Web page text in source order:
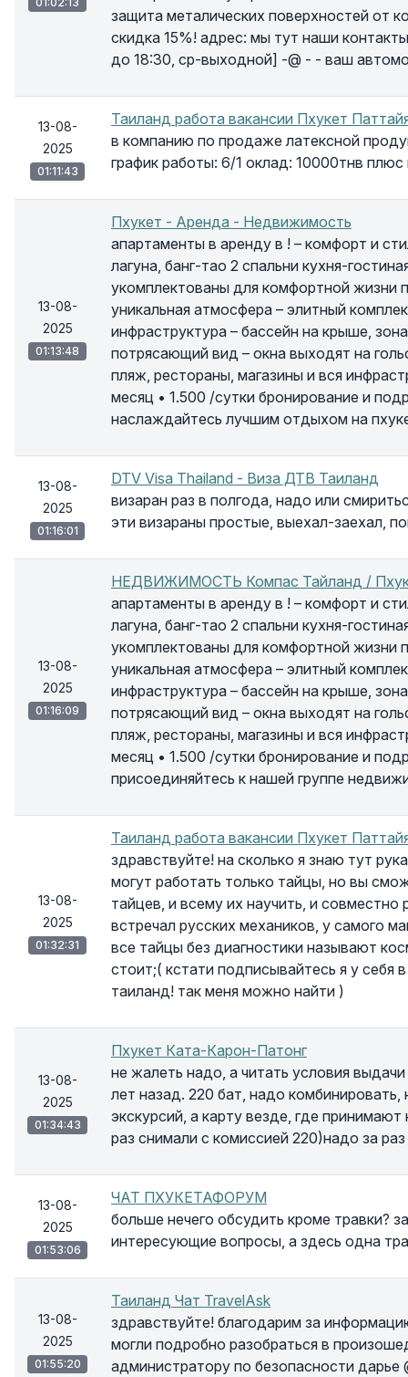
защита металических поверхностей от
скидка 15%! адрес: мы тут наши
до 18:30, ср-выходной] -@ - - ваш
13-08-
2025
01:11:43
Таиланд работа вакансии Пхукет
в компанию по продаже латексной
график работы: 6/1 оклад: 10000тнв
13-08-
2025
01:13:48
Пхукет - Аренда - Недвижимость
апартаменты в аренду в ! – комфорт и
лагуна, банг-тао 2 спальни кухня-
укомплектованы для комфортной жизни
уникальная атмосфера – элитный
инфраструктура – бассейн на крыше,
потрясающий вид – окна выходят на
пляж, рестораны, магазины и вся
месяц • 1.500 /сутки бронирование и
наслаждайтесь лучшим отдыхом на
13-08-
2025
01:16:01
DTV Visa Thailand - Виза ДТВ Таиланд
визаран раз в полгода, надо или
эти визараны простые, выехал-заехал,
13-08-
2025
01:16:09
НЕДВИЖИМОСТЬ Компас Тайланд /
апартаменты в аренду в ! – комфорт и
лагуна, банг-тао 2 спальни кухня-
укомплектованы для комфортной жизни
уникальная атмосфера – элитный
инфраструктура – бассейн на крыше,
потрясающий вид – окна выходят на
пляж, рестораны, магазины и вся
месяц • 1.500 /сутки бронирование и
присоединяйтесь к нашей группе
13-08-
2025
01:32:31
Таиланд работа вакансии Пхукет
здравствуйте! на сколько я знаю тут
могут работать только тайцы, но вы
тайцев, и всему их научить, и
встречал русских механиков, у самого
все тайцы без диагностики называют
стоит;( кстати подписывайтесь я у себя
таиланд! так меня можно найти )
13-08-
2025
01:34:43
Пхукет Ката-Карон-Патонг
не жалеть надо, а читать условия
лет назад. 220 бат, надо
экскурсий, а карту везде, где
раз снимали с комиссией 220)надо за
13-08-
2025
01:53:06
ЧАТ ПХУКЕТАФОРУМ
больше нечего обсудить кроме травки?
интересующие вопросы, а здесь одна
13-08-
2025
01:55:20
Таиланд Чат TravelAsk
здравствуйте! благодарим за
могли подробно разобраться в
администратору по безопасности дарье